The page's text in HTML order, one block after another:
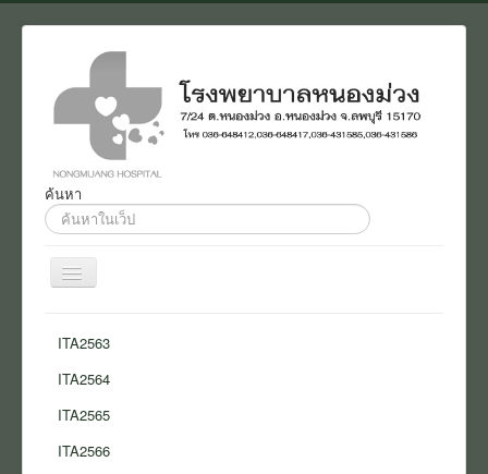
ค้นหา
ค้นหา...
สลับ
เน
เก
ชั่น
ITA2563
ITA2564
ITA2565
ITA2566